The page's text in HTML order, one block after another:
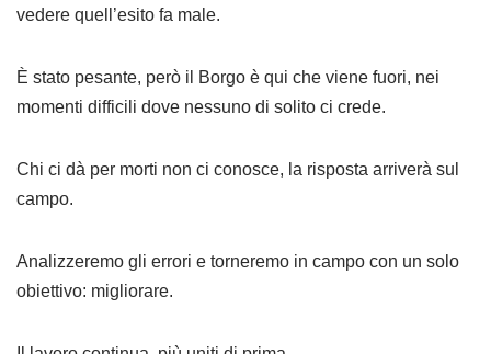
vedere quell’esito fa male.
È stato pesante, però il Borgo è qui che viene fuori, nei
momenti difficili dove nessuno di solito ci crede.
Chi ci dà per morti non ci conosce, la risposta arriverà sul
campo.
Analizzeremo gli errori e torneremo in campo con un solo
obiettivo: migliorare.